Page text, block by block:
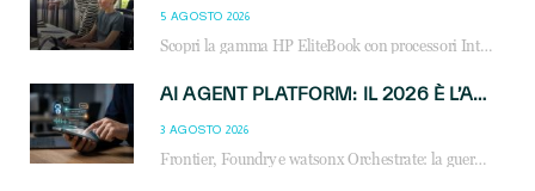
5 AGOSTO 2026
Scopri la gamma HP EliteBook con processori Intel® Core™ Ultra e AMD Ryzen™ AI. Notebook business progettati per aumentare la produttività, migliorare la collaborazione e garantire sicurezza avanzata in ufficio e in mobilità.
AI AGENT PLATFORM: IL 2026 È L’ANNO DEL «SISTEMA OPERATIVO» PER GLI AGENTI AZIENDALI
3 AGOSTO 2026
Frontier, Foundry e watsonx Orchestrate: la guerra delle piattaforme AI agent ridisegna il mercato IT. Cosa cambia per reseller, MSP e system integrator.